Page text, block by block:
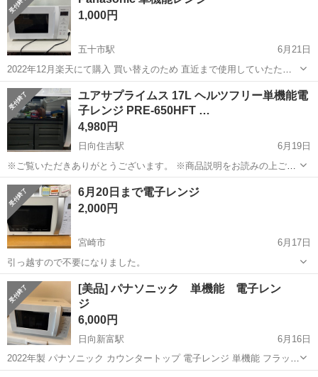
のシート製造◇ ＊クリー...
1,000円
五十市駅
6月21日
2022年12月楽天にて購入 買い替えのため 直近まで使用していたため
機能に不具合等はありませんが 中古品のため、使用感がございます。
十分にご検討の上お取引のほどよろしくお願いいたします。 気になる
点がありましたらご質問く...
宮崎 都城市 五十市駅
ユアサプライムス 17L ヘルツフリー単機能電
子レンジ PRE-650HFT …
4,980円
日向住吉駅
6月19日
※ご覧いただきありがとうございます。 ※商品説明をお読みの上ご納
得の上でご購入お願い致します 。 こちらの商品は住吉店にございま
す。 商品名：ユアサプライムス 17L ヘルツフリー単機能電子レンジ
PRE-650HF...
宮崎 宮崎市 日向住吉駅 キッチン家電
6月20日まで電子レンジ
2,000円
宮崎市
6月17日
引っ越すので不要になりました。
宮崎 宮崎市 キッチン家電
[美品] パナソニック 単機能 電子レン
ジ
6,000円
日向新富駅
6月16日
2022年製 パナソニック カウンタートップ 電子レンジ 単機能 フラット
テーブル 22L スピードあたため ヘルツフリー ホワイト NE-FL100-W